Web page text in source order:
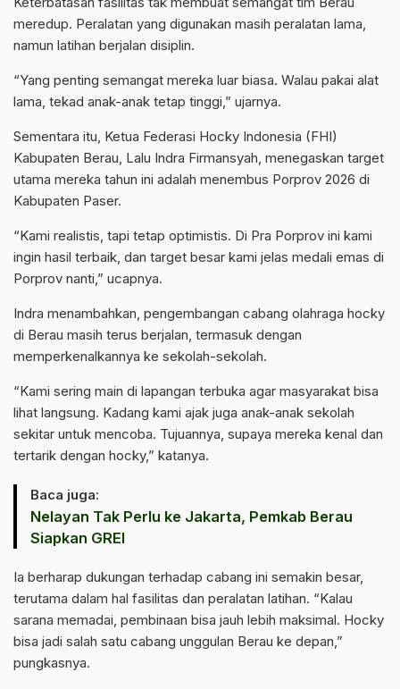
meredup. Peralatan yang digunakan masih peralatan lama,
namun latihan berjalan disiplin.
“Yang penting semangat mereka luar biasa. Walau pakai alat
lama, tekad anak-anak tetap tinggi,” ujarnya.
Sementara itu, Ketua Federasi Hocky Indonesia (FHI)
Kabupaten Berau, Lalu Indra Firmansyah, menegaskan target
utama mereka tahun ini adalah menembus Porprov 2026 di
Kabupaten Paser.
“Kami realistis, tapi tetap optimistis. Di Pra Porprov ini kami
ingin hasil terbaik, dan target besar kami jelas medali emas di
Porprov nanti,” ucapnya.
Indra menambahkan, pengembangan cabang olahraga hocky
di Berau masih terus berjalan, termasuk dengan
memperkenalkannya ke sekolah-sekolah.
“Kami sering main di lapangan terbuka agar masyarakat bisa
lihat langsung. Kadang kami ajak juga anak-anak sekolah
sekitar untuk mencoba. Tujuannya, supaya mereka kenal dan
tertarik dengan hocky,” katanya.
Baca juga:
Nelayan Tak Perlu ke Jakarta, Pemkab Berau
Siapkan GREI
Ia berharap dukungan terhadap cabang ini semakin besar,
terutama dalam hal fasilitas dan peralatan latihan. “Kalau
sarana memadai, pembinaan bisa jauh lebih maksimal. Hocky
bisa jadi salah satu cabang unggulan Berau ke depan,”
pungkasnya.